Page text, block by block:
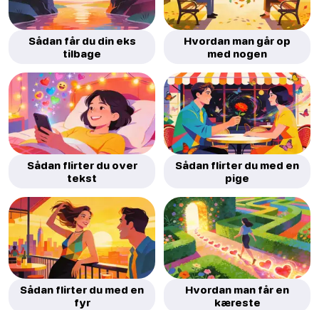
Sådan får du din eks
tilbage
Hvordan man går op
med nogen
Sådan flirter du over
tekst
Sådan flirter du med en
pige
Sådan flirter du med en
fyr
Hvordan man får en
kæreste